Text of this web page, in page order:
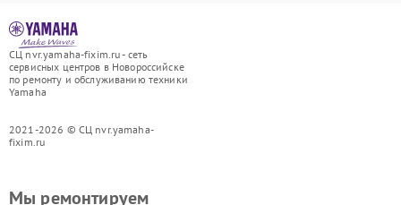
СЦ nvr.yamaha-fixim.ru - сеть
сервисных центров в Новороссийске
по ремонту и обслуживанию техники
Yamaha
2021-2026 © СЦ nvr.yamaha-
fixim.ru
Мы ремонтируем